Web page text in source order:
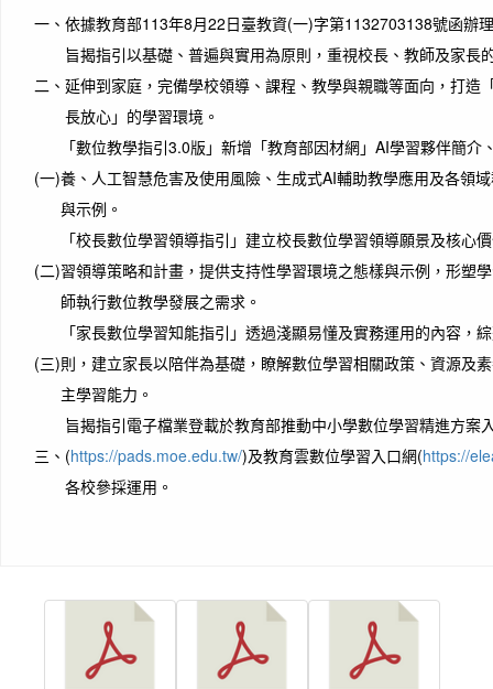
一、 依據教育部113年8月22日臺教資(一)字第1132703138號函辦
二、
旨揭指引以基礎、普遍與實用為原則，重視校長、教師及家長
延伸到家庭，完備學校領導、課程、教學與親職等面向，打造
長放心」的學習環境。
(一)
「數位教學指引3.0版」新增「教育部因材網」AI學習夥伴簡介
養、人工智慧危害及使用風險、生成式AI輔助教學應用及各領
與示例。
(二)
「校長數位學習領導指引」建立校長數位學習領導願景及核心
習領導策略和計畫，提供支持性學習環境之態樣與示例，形塑
師執行數位教學發展之需求。
(三)
「家長數位學習知能指引」透過淺顯易懂及實務運用的內容，
則，建立家長以陪伴為基礎，瞭解數位學習相關政策、資源及
主學習能力。
三、
旨揭指引電子檔業登載於教育部推動中小學數位學習精進方案
(https://pads.moe.edu.tw/)及教育雲數位學習入口網(https://
各校參採運用。